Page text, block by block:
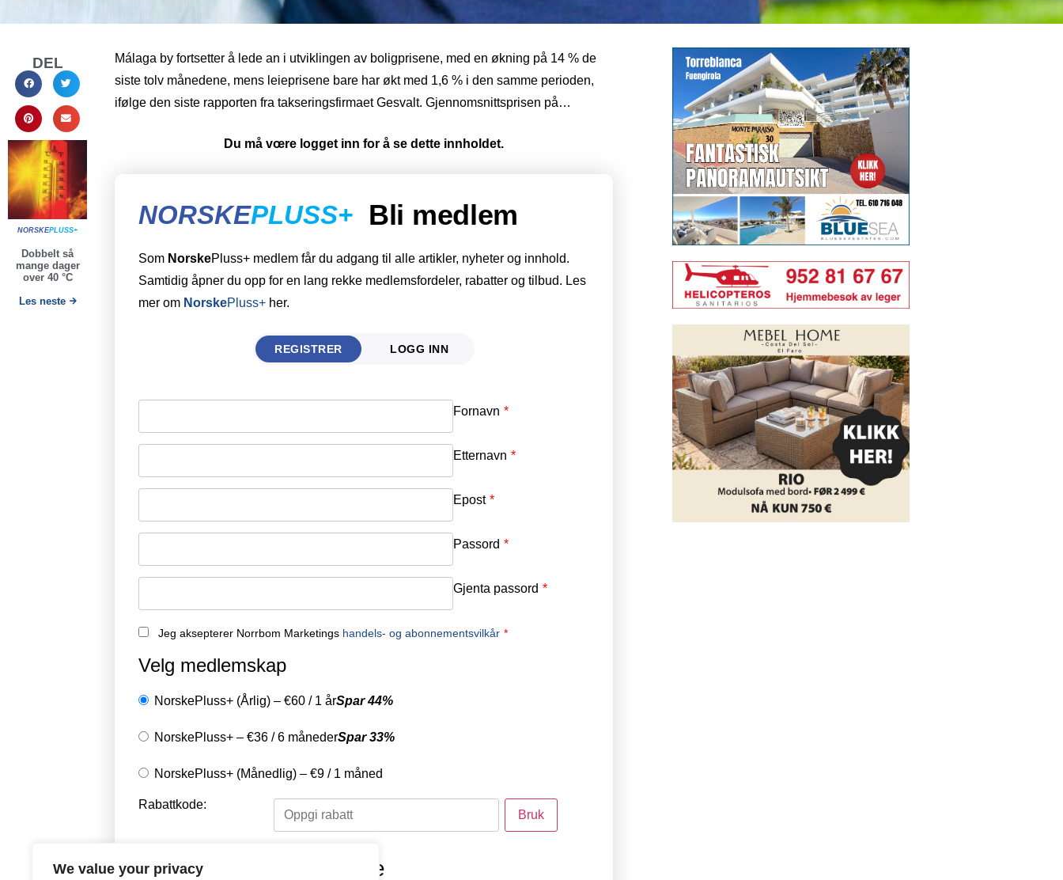
We value your privacy
DEL
NORSKEPLUSS+
Dobbelt så
mange dager
over 40 °C
Les neste
Málaga by fortsetter å lede an i utviklingen av boligprisene, med en økning på 14 % de
siste tolv månedene, mens leieprisene bare har økt med 1,6 % i den samme perioden,
ifølge den siste rapporten fra takseringsfirmaet Gesvalt. Gjennomsnittsprisen på…
Du må vœre logget inn for å se dette innholdet.
NORSKEPLUSS+ Bli medlem
Som NorskePluss+ medlem får du adgang til alle artikler, nyheter og innhold.
Samtidig åpner du opp for en lang rekke medlemsfordeler, rabatter og tilbud. Les
mer om NorskePluss+ her.
REGISTRER LOGG INN
Fornavn *
Etternavn *
Epost *
Passord *
Gjenta passord *
Jeg aksepterer Norrbom Marketings handels- og abonnementsvilkår *
Velg medlemskap
NorskePluss+ (Årlig) – €60 / 1 årSpar 44%
NorskePluss+ – €36 /6 månederSpar 33%
NorskePluss+ (Månedlig) – €9 / 1 måned
Rabattkode:
Velg en betalingsmetode
Email
Password